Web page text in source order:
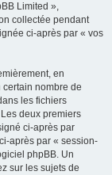
Limited »,
collectée pendant
ci-après par « vos
en
nombre de
les fichiers
deux premiers
ci-après par
après par « session-
phpBB. Un
sur les sujets de